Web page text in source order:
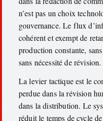
n’est pas un choix
gouvernance. Le flux
cohérent et exempt de
production constante,
sans nécessité de révision.
La levier tactique est le
perdue dans la révision
dans la distribution. Le
réduit le temps de cycle